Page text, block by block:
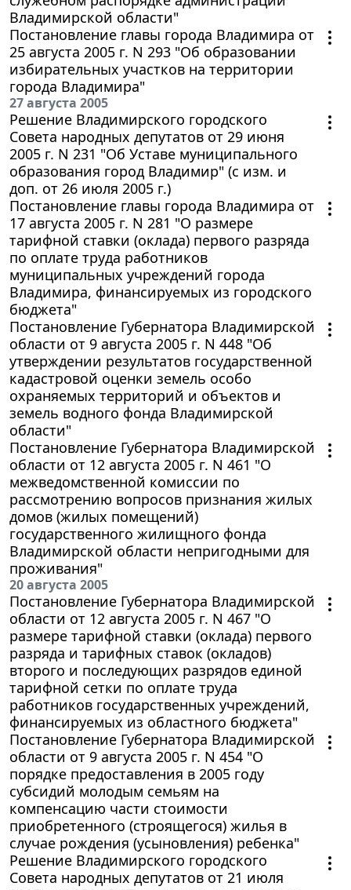
Владимирской области"
Постановление главы города Владимира от
25 августа 2005 г. N 293 "Об образовании
избирательных участков на территории
города Владимира"
27 августа 2005
Решение Владимирского городского
Совета народных депутатов от 29 июня
2005 г. N 231 "Об Уставе муниципального
образования город Владимир" (с изм. и
доп. от 26 июля 2005 г.)
Постановление главы города Владимира от
17 августа 2005 г. N 281 "О размере
тарифной ставки (оклада) первого разряда
по оплате труда работников
муниципальных учреждений города
Владимира, финансируемых из городского
бюджета"
Постановление Губернатора Владимирской
области от 9 августа 2005 г. N 448 "Об
утверждении результатов государственной
кадастровой оценки земель особо
охраняемых территорий и объектов и
земель водного фонда Владимирской
области"
Постановление Губернатора Владимирской
области от 12 августа 2005 г. N 461 "О
межведомственной комиссии по
рассмотрению вопросов признания жилых
домов (жилых помещений)
государственного жилищного фонда
Владимирской области непригодными для
проживания"
20 августа 2005
Постановление Губернатора Владимирской
области от 12 августа 2005 г. N 467 "О
размере тарифной ставки (оклада) первого
разряда и тарифных ставок (окладов)
второго и последующих разрядов единой
тарифной сетки по оплате труда
работников государственных учреждений,
финансируемых из областного бюджета"
Постановление Губернатора Владимирской
области от 9 августа 2005 г. N 454 "О
порядке предоставления в 2005 году
субсидий молодым семьям на
компенсацию части стоимости
приобретенного (строящегося) жилья в
случае рождения (усыновления) ребенка"
Решение Владимирского городского
Совета народных депутатов от 21 июля